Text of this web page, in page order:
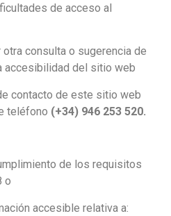
de acceso al
otra consulta o sugerencia de
accesibilidad del sitio web
contacto de este sitio web
teléfono (+34) 946 253 520.
de los requisitos
o
accesible relativa a: